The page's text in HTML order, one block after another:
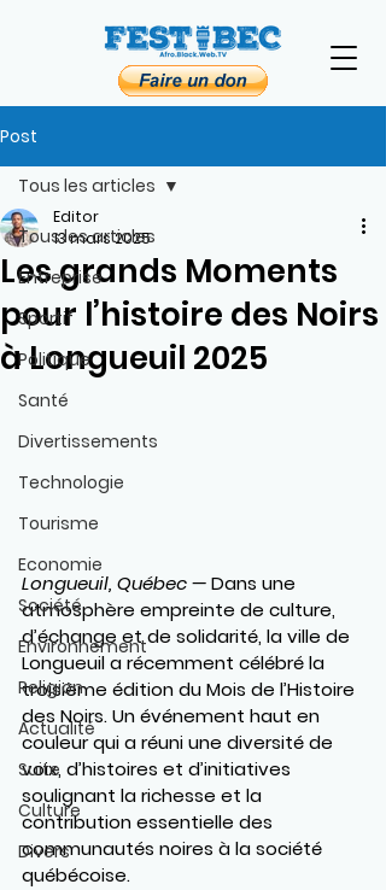
Post
Tous les articles
Entreprise
Sportif
Politique
Santé
Divertissements
Technologie
Tourisme
Economie
Société
Environnement
Religion
Actualité
Suite
Culture
Divers
Tous les articles
Les grands Moments
pour l’histoire des Noirs
à Longueuil 2025
Editor
13 mars 2025
Longueuil, Québec — Dans une
atmosphère empreinte de culture,
d’échange et de solidarité, la ville de
Longueuil a récemment célébré la
troisième édition du Mois de l’Histoire
des Noirs. Un événement haut en
couleur qui a réuni une diversité de
voix, d’histoires et d’initiatives
soulignant la richesse et la
contribution essentielle des
communautés noires à la société
québécoise.